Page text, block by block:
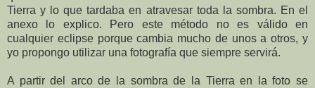
Tierra y lo que tardaba en atravesar toda la sombra. En el
anexo lo explico. Pero este método no es válido en
cualquier eclipse porque cambia mucho de unos a otros, y
yo propongo utilizar una fotografía que siempre servirá.
A partir del arco de la sombra de la Tierra en la foto se